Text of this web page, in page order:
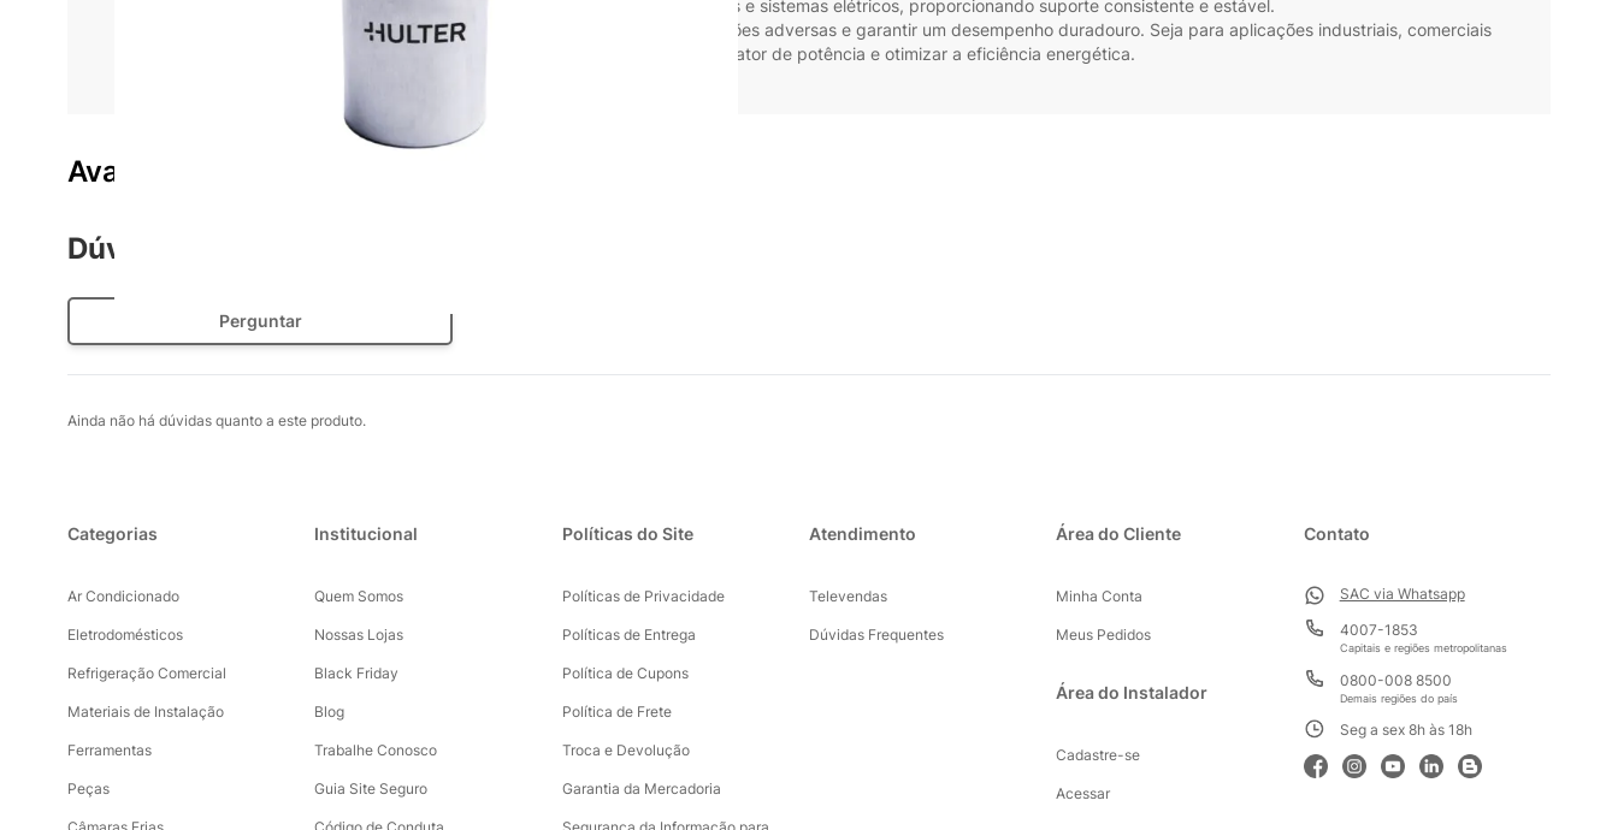
operar em 440V torna-o adequado para uma grande variedade de dispositivos e sistemas elétricos, proporcionando suporte consistente e estável.
Fabricado com materiais de alta qualidade e construído para resistir às condições adversas e garantir um desempenho duradouro. Seja para aplicações industriais, comerciais
ou residenciais, este componente se destaca pela sua eficácia em melhorar o fator de potência e otimizar a eficiência energética.
Avaliações do produto
Dúvidas sobre o Produto
Perguntar
Ainda não há dúvidas quanto a este produto.
Categorias
Ar Condicionado
Eletrodomésticos
Refrigeração Comercial
Materiais de Instalação
Ferramentas
Peças
Institucional
Quem Somos
Nossas Lojas
Black Friday
Blog
Trabalhe Conosco
Guia Site Seguro
Políticas do Site
Políticas de Privacidade
Políticas de Entrega
Política de Cupons
Política de Frete
Troca e Devolução
Garantia da Mercadoria
Atendimento
Televendas
Dúvidas Frequentes
Área do Cliente
Minha Conta
Meus Pedidos
Área do Instalador
Cadastre-se
Acessar
Contato
SAC via Whatsapp
4007-1853
Capitais e regiões metropolitanas
0800-008 8500
Demais regiões do país
Seg a sex 8h às 18h